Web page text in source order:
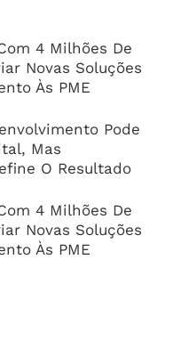
4 Milhões De
Novas Soluções
Às PME
Pode
Mas
O Resultado
4 Milhões De
Novas Soluções
Às PME